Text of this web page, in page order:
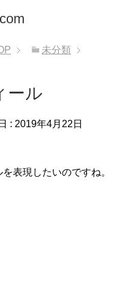
未分類
ール
: 2019年4月22日
表現したいのですね。